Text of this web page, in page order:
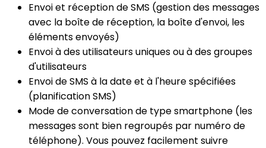
Envoi et réception de SMS (gestion des messages
avec la boîte de réception, la boîte d'envoi, les
éléments envoyés)
Envoi à des utilisateurs uniques ou à des groupes
d'utilisateurs
Envoi de SMS à la date et à l'heure spécifiées
(planification SMS)
Mode de conversation de type smartphone (les
messages sont bien regroupés par numéro de
téléphone). Vous pouvez facilement suivre